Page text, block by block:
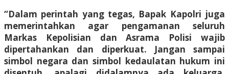
“Dalam perintah yang tegas, Bapak Kapolri juga
memerintahkan agar pengamanan seluruh
Markas Kepolisian dan Asrama Polisi wajib
dipertahankan dan diperkuat. Jangan sampai
simbol negara dan simbol kedaulatan hukum ini